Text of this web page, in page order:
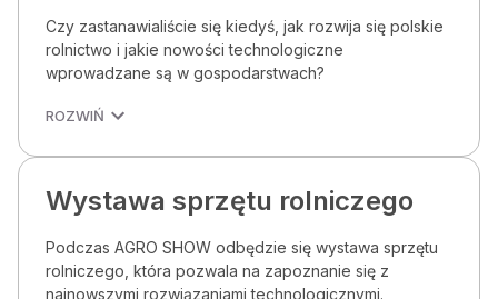
Czy zastanawialiście się kiedyś, jak rozwija się polskie
rolnictwo i jakie nowości technologiczne
wprowadzane są w gospodarstwach?
ROZWIŃ
Wystawa sprzętu rolniczego
Podczas AGRO SHOW odbędzie się wystawa sprzętu
rolniczego, która pozwala na zapoznanie się z
najnowszymi rozwiązaniami technologicznymi.